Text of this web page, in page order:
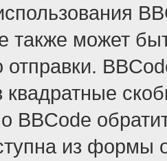
также может
квадратные
BBCode
из формы